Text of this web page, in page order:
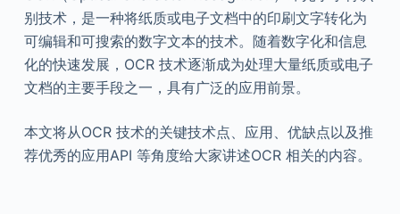
别技术，是一种将纸质或电子文档中的印刷文字转化为
可编辑和可搜索的数字文本的技术。随着数字化和信息
化的快速发展，OCR 技术逐渐成为处理大量纸质或电子
文档的主要手段之一，具有广泛的应用前景。
本文将从OCR 技术的关键技术点、应用、优缺点以及推
荐优秀的应用API 等角度给大家讲述OCR 相关的内容。